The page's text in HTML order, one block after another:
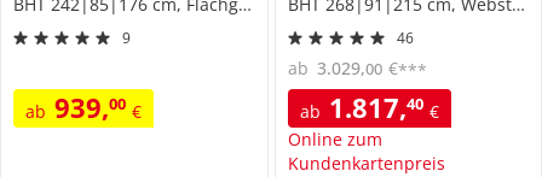
BHT 242|85|176 cm, Flachgewebe
9
ab 939,00 €
BHT 268|91|215 cm, Webstoff
46
ab 1.817,40 €
Online zum
Kundenkartenpreis
ab 3.029,00 €***